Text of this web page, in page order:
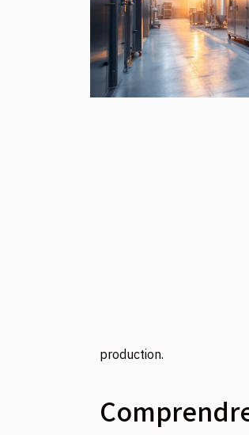
production.